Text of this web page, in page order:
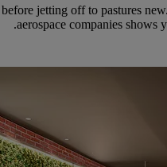
jetting off to pastures
aerospace companies shows